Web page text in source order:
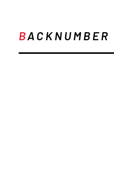
BACKNUMBER